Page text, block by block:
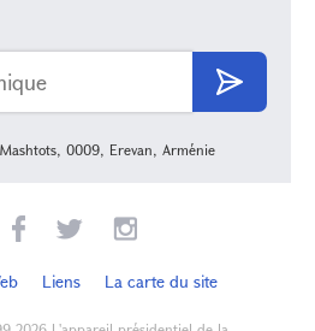
0009, Erevan, Arménie
Liens La carte du site